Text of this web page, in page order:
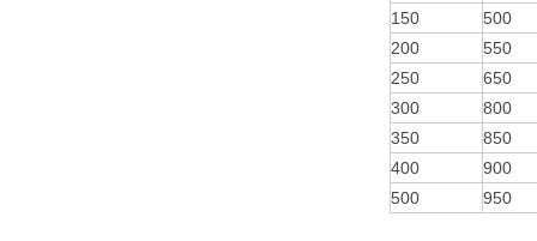
150
500
200
550
250
650
300
800
350
850
400
900
500
950